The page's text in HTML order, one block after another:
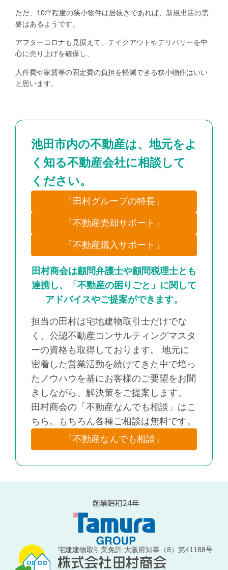
ただ、10坪程度の狭小物件は居抜きであれば、新規出店の需
要はあるようです。
アフターコロナも見据えて、テイクアウトやデリバリーを中
心に売り上げを確保し、
人件費や家賃等の固定費の負担を軽減できる狭小物件はいい
と思います。
池田市内の不動産は、地元をよ
く知る不動産会社に相談して
ください。
「田村グループの特長」
「不動産売却サポート」
「不動産購入サポート」
田村商会は顧問弁護士や顧問税理士とも
連携し、「不動産の困りごと」に関して
アドバイスやご提案ができます。
担当の田村は宅地建物取引士だけでな
く、公認不動産コンサルティングマスタ
ーの資格も取得しております。 地元に
密着した営業活動を続けてきた中で培っ
たノウハウを基にお客様のご要望をお聞
きしながら、解決策をご提案します。
田村商会の「不動産なんでも相談」はこ
ちら。もちろん各種ご相談は無料です。
「不動産なんでも相談」
宅建建物取引業免許 大阪府知事（8）第41188号